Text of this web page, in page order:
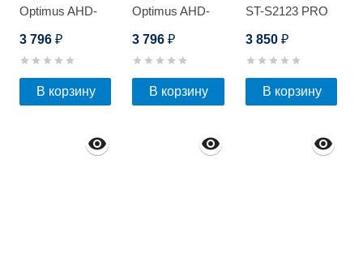
Optimus AHD-
3 796 ₽
В корзину
Optimus AHD-
3 796₽
В корзину
ST-S2123 PRO
3 850 ₽
В корзину